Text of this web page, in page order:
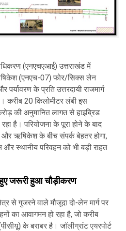
(एनएचएआई) उत्तराखंड में
(एनएच-07) फोर/सिक्स लेन
पर्यावरण के प्रति उत्तरदायी राजमार्ग
करीब 20 किलोमीटर लंबी इस
की अनुमानित लागत से हाइब्रिड
है। परियोजना के पूरा होने के बाद
और ऋषिकेश के बीच संपर्क बेहतर होगा,
और स्थानीय परिवहन को भी बड़ी राहत
जरूरी हुआ चौड़ीकरण
से गुजरने वाले मौजूदा दो-लेन मार्ग पर
का आवागमन हो रहा है, जो करीब
के बराबर है। जॉलीग्रांट एयरपोर्ट